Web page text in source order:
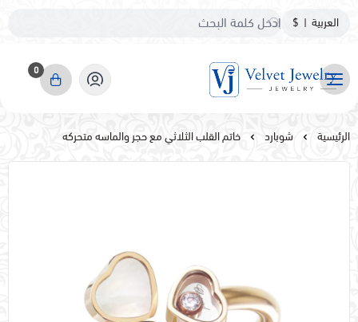
العربية |
$
مجوهرات مخمليه
0
الرئيسية شوبارد خاتم القلب الثلاثي مع حجر والماسه متحركه